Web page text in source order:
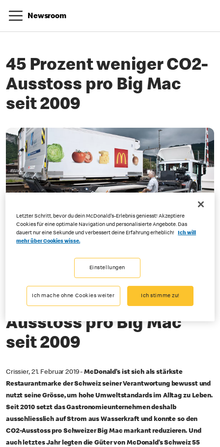
Newsroom
45 Prozent weniger CO2-
Ausstoss pro Big Mac
seit 2009
02-21-2019
McDonald’s Schweiz grilliert ausschliesslich mit Strom aus
45 Prozent weniger CO2-
Ausstoss pro Big Mac
seit 2009
Crissier, 21. Februar 2019 -McDonald’s ist sich als stärkste
Restaurantmarke der Schweiz seiner Verantwortung bewusst und
nutzt seine Grösse, um hohe Umweltstandards im Alltag zu Leben.
Seit 2010 setzt das Gastronomieunternehmen deshalb
ausschliesslich auf Strom aus Wasserkraft und konnte so den
CO2-Ausstoss pro Schweizer Big Mac markant reduzieren. Und
auch letztes Jahr legten die Güter von McDonald’s Schweiz 55
Letzter Schritt, bevor du dein McDonald's-Erlebnis geniesst! Akzeptiere
Cookies für eine optimale Navigation und personalisierte Angebote. Das
dauert nur eine Sekunde und verbessert deine Erfahrung erheblich!
Ich will
mehr über Cookies wisse.
Einstellungen
Ich mache ohne Cookies weiter Ich stimme zu!